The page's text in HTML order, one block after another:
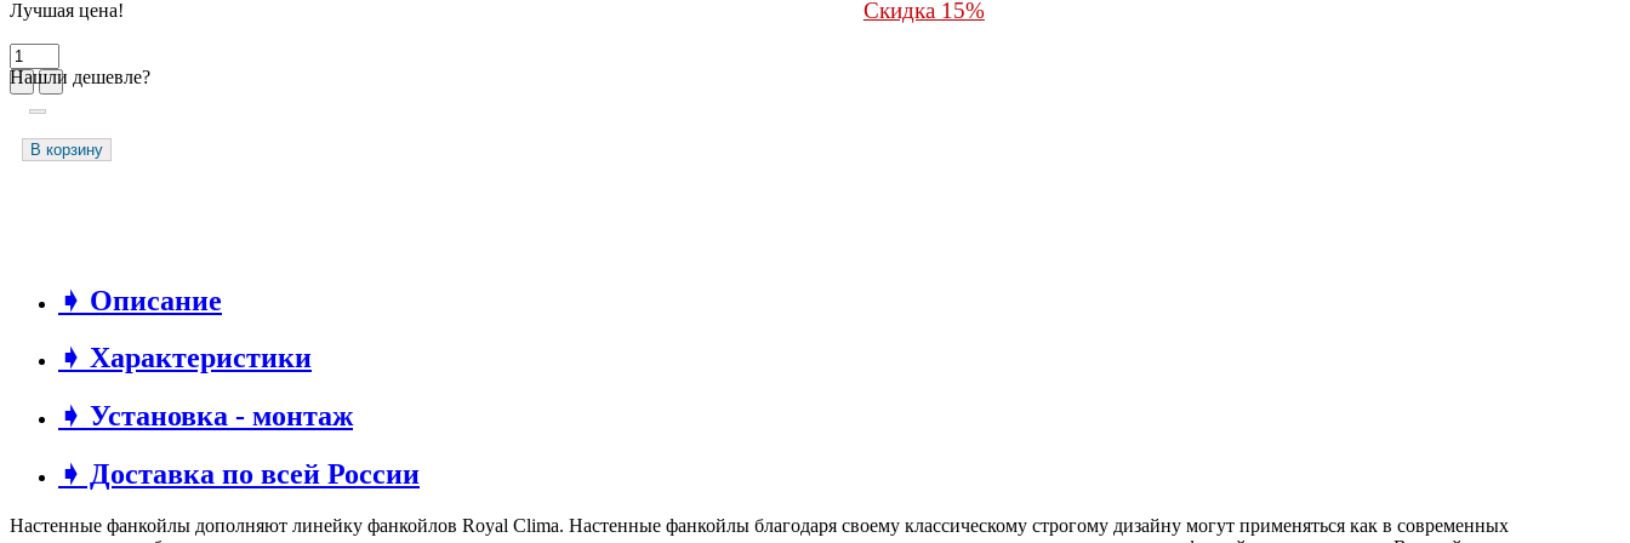
Лучшая цена!
Нашли дешевле?
Скидка 15%
В корзину
➧ Описание
➧ Характеристики
➧ Установка - монтаж
➧ Доставка по всей России
Настенные фанкойлы дополняют линейку фанкойлов Royal Clima. Настенные фанкойлы благодаря своему классическому строгому дизайну могут применяться как в современных